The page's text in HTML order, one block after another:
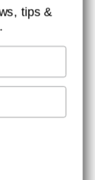
Din e-mail
tips &